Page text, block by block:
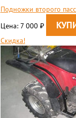
Подножки второго
Цена: 7 000 ₽
Скидка!